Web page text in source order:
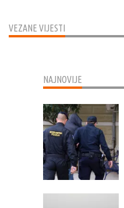
VEZANE VIJESTI
NAJNOVIJE